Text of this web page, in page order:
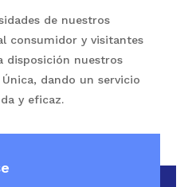
de nuestros
consumidor y visitantes
disposición nuestros
dando un servicio
y eficaz.